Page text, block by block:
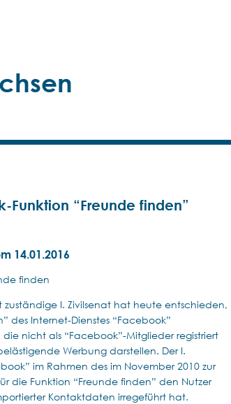
Funktion “Freunde finden”
14.01.2016
finden
I. Zivilsenat hat heute entschieden,
des Internet-Dienstes “Facebook”
nicht als “Facebook”-Mitglieder registriert
Werbung darstellen. Der I.
im Rahmen des im November 2010 zur
die Funktion “Freunde finden” den Nutzer
Kontaktdaten irregeführt hat.